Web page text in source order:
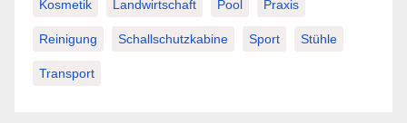
Kosmetik Landwirtschaft Pool Praxis
Reinigung Schallschutzkabine Sport Stühle
Transport